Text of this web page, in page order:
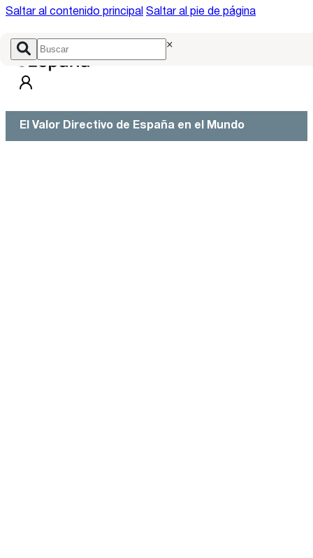
Saltar al contenido principal Saltar al pie de página
×
El Valor Directivo de España en el Mundo